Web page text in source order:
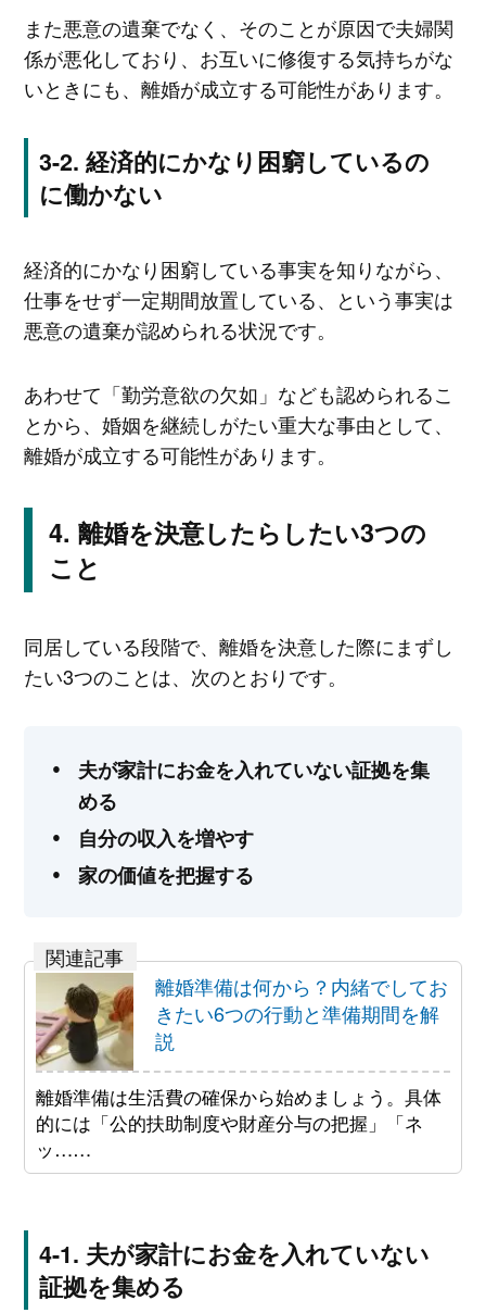
また悪意の遺棄でなく、そのことが原因で夫婦関
係が悪化しており、お互いに修復する気持ちがな
いときにも、離婚が成立する可能性があります。
経済的にかなり困窮しているの
に働かない
経済的にかなり困窮している事実を知りながら、
仕事をせず一定期間放置している、という事実は
悪意の遺棄が認められる状況です。
あわせて「勤労意欲の欠如」なども認められるこ
とから、婚姻を継続しがたい重大な事由として、
離婚が成立する可能性があります。
離婚を決意したらしたい3つの
こと
同居している段階で、離婚を決意した際にまずし
たい3つのことは、次のとおりです。
夫が家計にお金を入れていない証拠を集
める
自分の収入を増やす
家の価値を把握する
離婚準備は何から？内緒でしてお
きたい6つの行動と準備期間を解
説
離婚準備は生活費の確保から始めましょう。具体
的には「公的扶助制度や財産分与の把握」「ネ
ッ……
夫が家計にお金を入れていない
証拠を集める